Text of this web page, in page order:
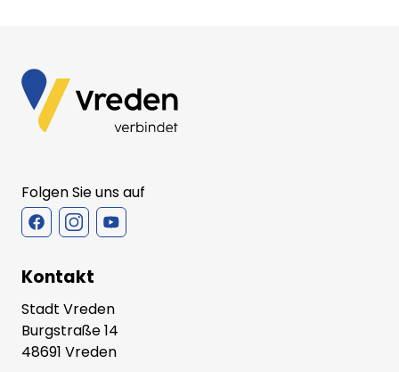
Folgen Sie uns auf
Kontakt
Stadt Vreden
Burgstraße 14
48691 Vreden